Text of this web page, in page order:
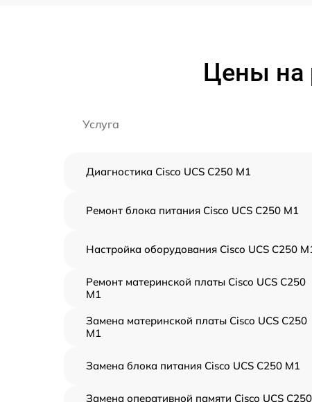
Цены на
Услуга
Диагностика Cisco UCS C250 M1
Ремонт блока питания Cisco UCS C250 M1
Настройка оборудования Cisco UCS C250
Ремонт материнской платы Cisco UCS C250
M1
Замена материнской платы Cisco UCS C250
M1
Замена блока питания Cisco UCS C250 M1
Замена оперативной памяти Cisco UCS C250